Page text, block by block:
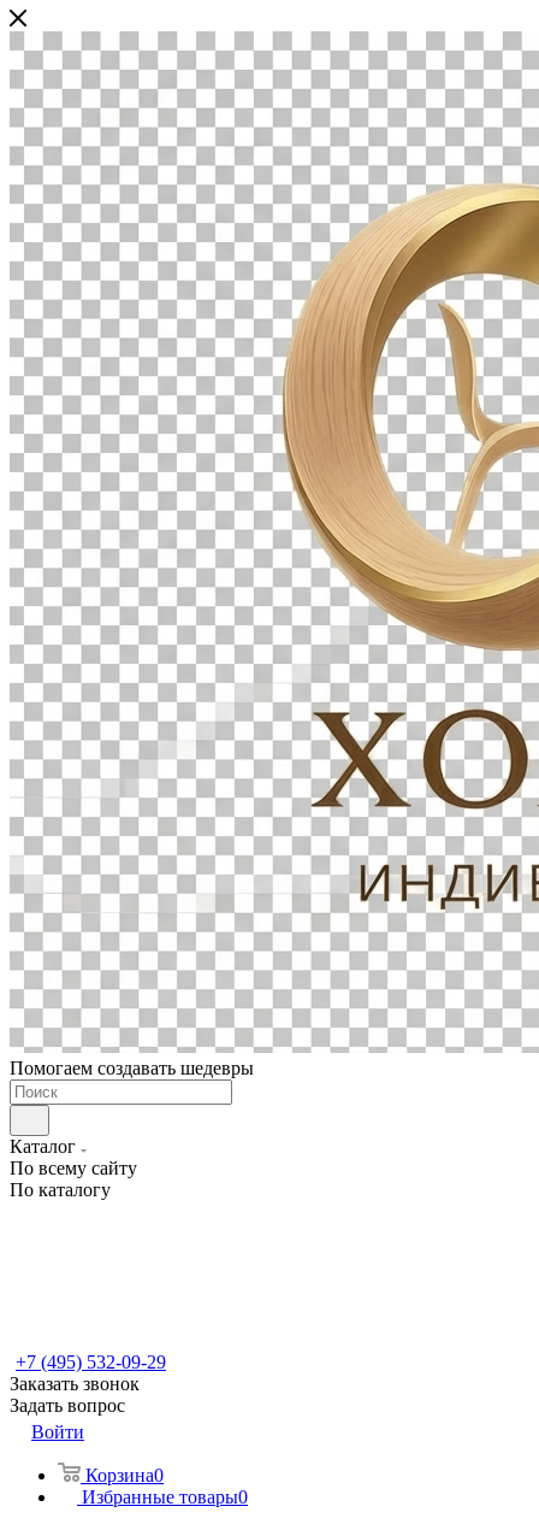
Помогаем создавать шедевры
Каталог
По всему сайту
По каталогу
+7 (495) 532-09-29
Заказать звонок
Задать вопрос
Войти
Корзина0
Избранные товары0